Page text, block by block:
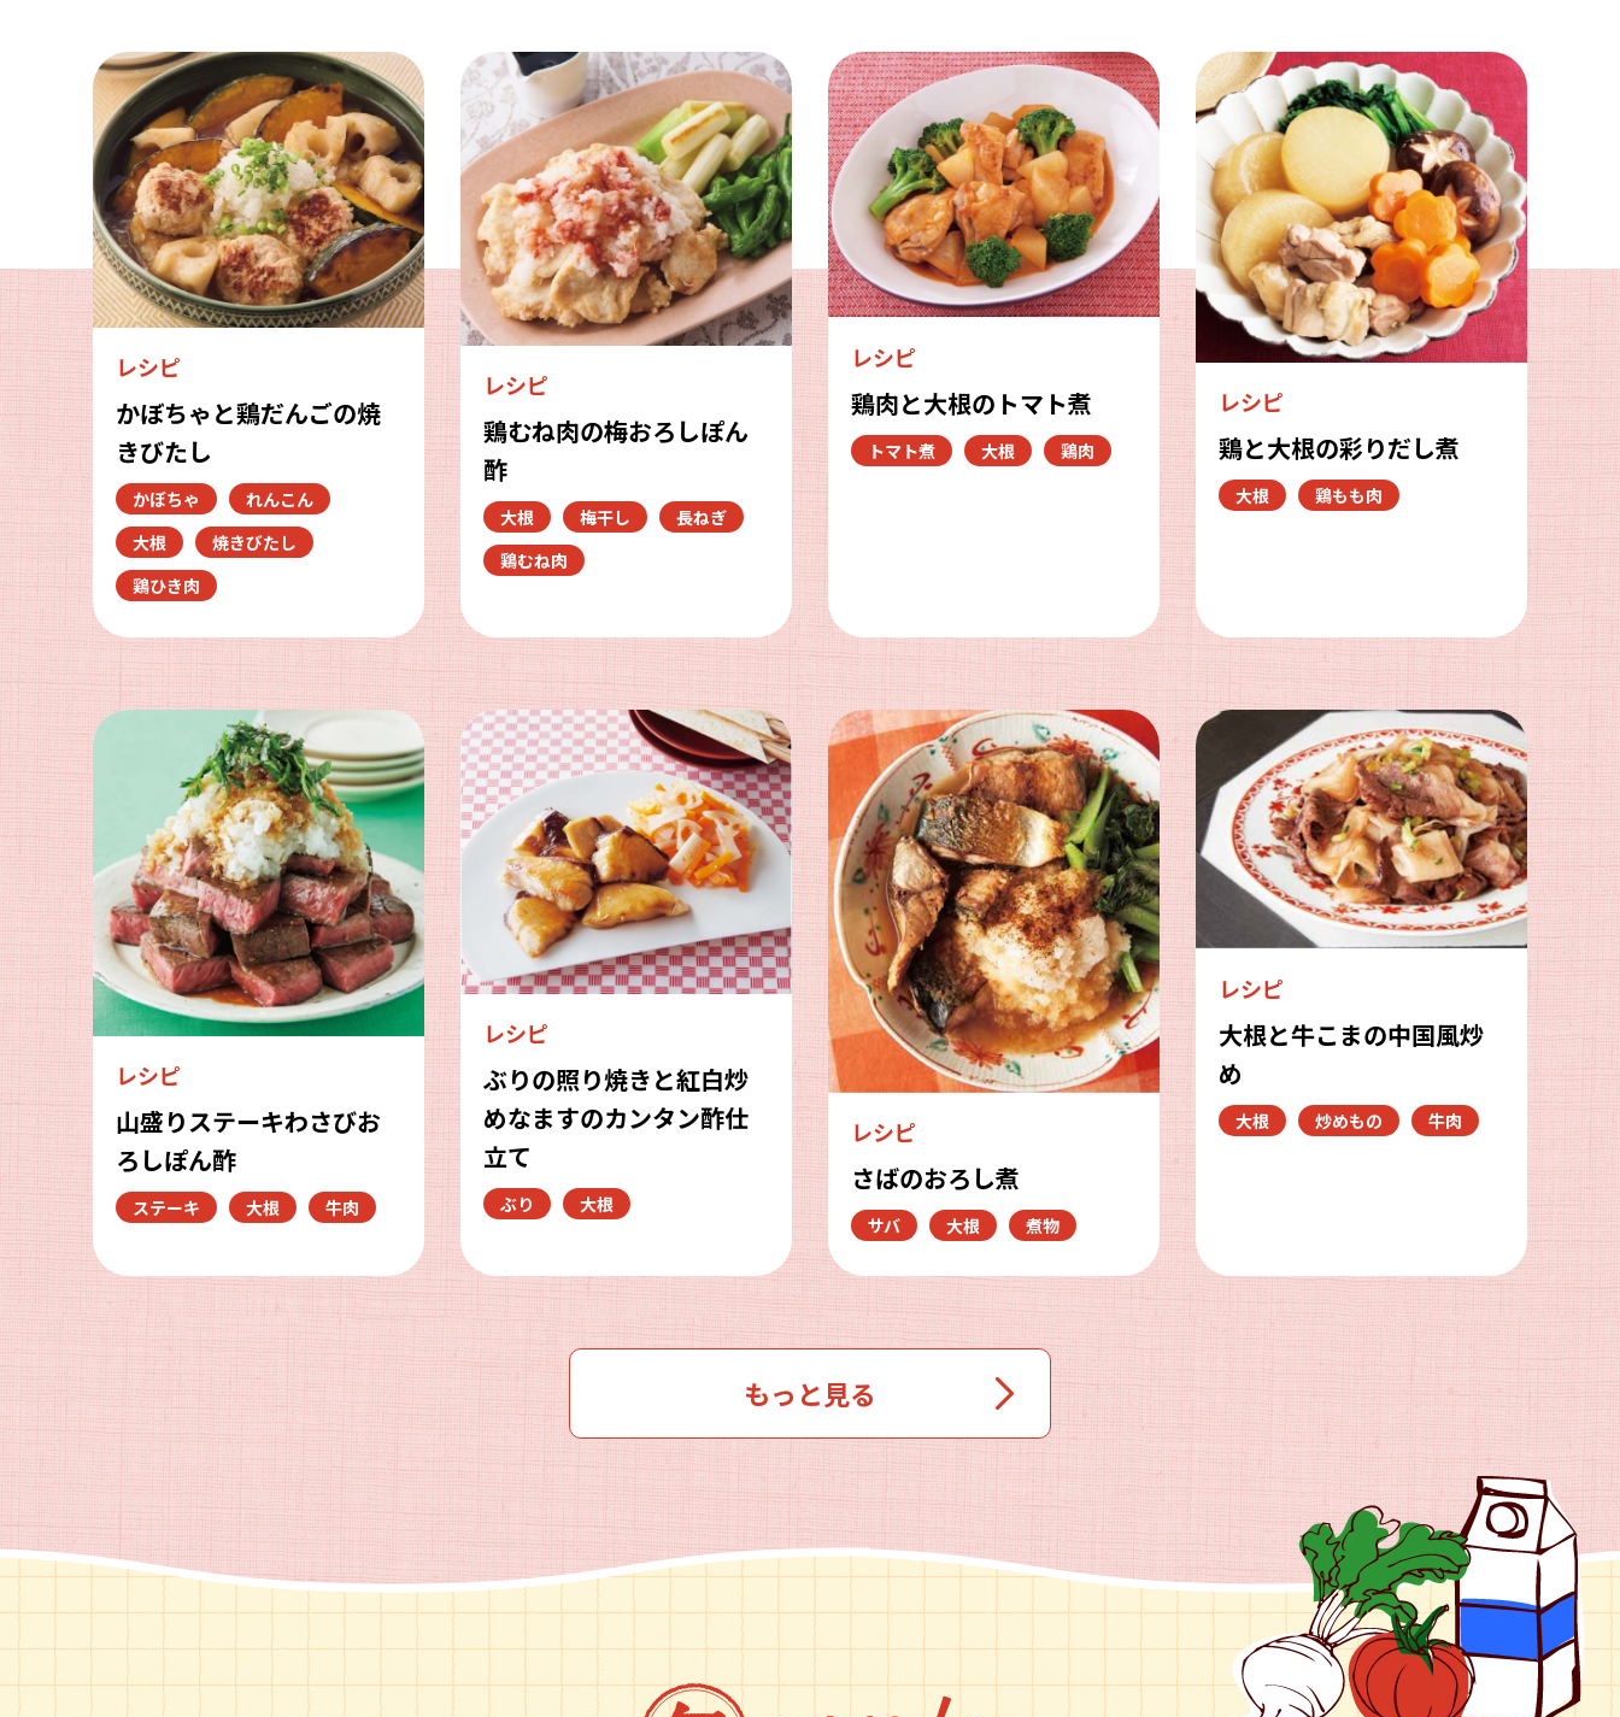
レシピ
かぼちゃと鶏だんごの焼
きびたし
かぼちゃ
れんこん
大根
焼きびたし
鶏ひき肉
レシピ
鶏むね肉の梅おろしぽん
酢
大根 梅干し
長ねぎ
鶏むね肉
レシピ
鶏肉と大根のトマト煮
トマト煮 大根 鶏肉
レシピ
鶏と大根の彩りだし煮
大根 鶏もも肉
レシピ
山盛りステーキわさびお
ろしぽん酢
ステーキ 大根 牛肉
レシピ
ぶりの照り焼きと紅白炒
めなますのカンタン酢仕
立て
ぶり 大根
レシピ
さばのおろし煮
サバ 大根 煮物
レシピ
大根と牛こまの中国風炒
め
大根 炒めもの 牛肉
もっと見る